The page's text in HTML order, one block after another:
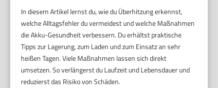
In diesem Artikel lernst du, wie du Überhitzung erkennst,
welche Alltagsfehler du vermeidest und welche Maßnahmen
die Akku-Gesundheit verbessern. Du erhältst praktische
Tipps zur Lagerung, zum Laden und zum Einsatz an sehr
heißen Tagen. Viele Maßnahmen lassen sich direkt
umsetzen. So verlängerst du Laufzeit und Lebensdauer und
reduzierst das Risiko von Schäden.